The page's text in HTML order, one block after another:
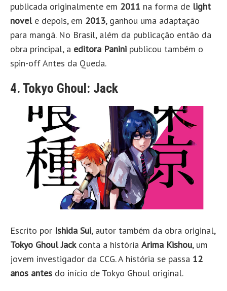
publicada originalmente em 2011 na forma de light
novele depois, em 2013, ganhou uma adaptação
para mangá. No Brasil, além da publicação então da
obra principal, a editora Panini publicou também o
spin-off Antes da Queda.
4. Tokyo Ghoul: Jack
Escrito por Ishida Sui, autor também da obra original,
Tokyo Ghoul Jackconta a história Arima Kishou, um
jovem investigador da CCG. A história se passa 12
anos antes do início de Tokyo Ghoul original.